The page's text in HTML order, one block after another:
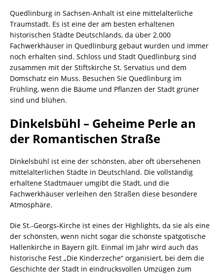
Quedlinburg in Sachsen-Anhalt ist eine mittelalterliche
Traumstadt. Es ist eine der am besten erhaltenen
historischen Städte Deutschlands, da über 2.000
Fachwerkhäuser in Quedlinburg gebaut wurden und immer
noch erhalten sind. Schloss und Stadt Quedlinburg sind
zusammen mit der Stiftskirche St. Servatius und dem
Domschatz ein Muss. Besuchen Sie Quedlinburg im
Frühling, wenn die Bäume und Pflanzen der Stadt grüner
sind und blühen.
Dinkelsbühl – Geheime Perle an
der Romantischen Straße
Dinkelsbühl ist eine der schönsten, aber oft übersehenen
mittelalterlichen Städte in Deutschland. Die vollständig
erhaltene Stadtmauer umgibt die Stadt, und die
Fachwerkhäuser verleihen den Straßen diese besondere
Atmosphäre.
Die St.-Georgs-Kirche ist eines der Highlights, da sie als eine
der schönsten, wenn nicht sogar die schönste spätgotische
Hallenkirche in Bayern gilt. Einmal im Jahr wird auch das
historische Fest „Die Kinderzeche“ organisiert, bei dem die
Geschichte der Stadt in eindrucksvollen Umzügen zum